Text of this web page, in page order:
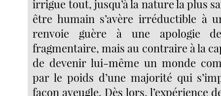
irrigue tout, jusqu’à la nature la plus
être humain s’avère irréductible à
renvoie guère à une apologie
fragmentaire, mais au contraire à la
de devenir lui-même un monde
par le poids d’une majorité qui
façon aveugle. Dès lors, l’expérience